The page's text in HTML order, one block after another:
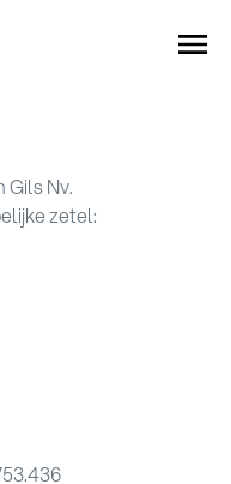
Gils Nv.
zetel: